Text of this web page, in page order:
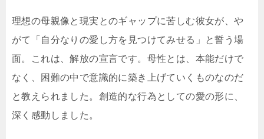
理想の母親像と現実とのギャップに苦しむ彼女が、や
がて「自分なりの愛し方を見つけてみせる」と誓う場
面。これは、解放の宣言です。母性とは、本能だけで
なく、困難の中で意識的に築き上げていくものなのだ
と教えられました。創造的な行為としての愛の形に、
深く感動しました。